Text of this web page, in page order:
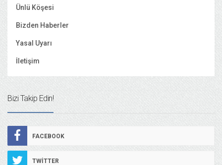
Ünlü Köşesi
Bizden Haberler
Yasal Uyarı
İletişim
Bizi Takip Edin!
FACEBOOK
TWITTER